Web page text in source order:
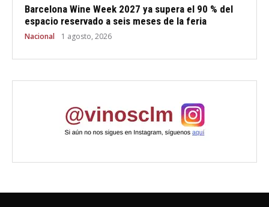
Barcelona Wine Week 2027 ya supera el 90 % del
espacio reservado a seis meses de la feria
Nacional 1 agosto, 2026